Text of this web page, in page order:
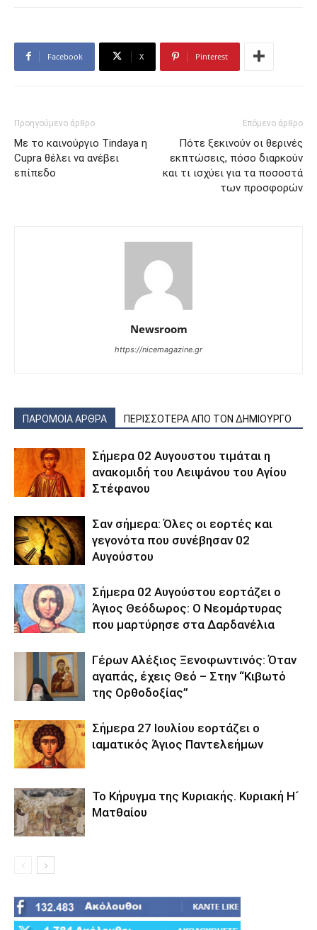
Facebook X Pinterest
Προηγούμενο άρθρο
Με το καινούργιο Tindaya η
Cupra θέλει να ανέβει
επίπεδο
Επόμενο άρθρο
Πότε ξεκινούν οι θερινές
εκπτώσεις, πόσο διαρκούν
και τι ισχύει για τα ποσοστά
των προσφορών
Newsroom
https://nicemagazine.gr
ΠΑΡΟΜΟΙΑ ΑΡΘΡΑ ΠΕΡΙΣΣΟΤΕΡΑ ΑΠΟ ΤΟΝ ΔΗΜΙΟΥΡΓΟ
Σήμερα 02 Αυγουστου τιμάται η
ανακομιδή του Λειψάνου του Αγίου
Στέφανου
Σαν σήμερα: Όλες οι εορτές και
γεγονότα που συνέβησαν 02
Αυγούστου
Σήμερα 02 Αυγούστου εορτάζει ο
Άγιος Θεόδωρος: Ο Νεομάρτυρας
που μαρτύρησε στα Δαρδανέλια
Γέρων Αλέξιος Ξενοφωντινός: Όταν
αγαπάς, έχεις Θεό – Στην “Κιβωτό
της Ορθοδοξίας”
Σήμερα 27 Ιουλίου εορτάζει ο
ιαματικός Άγιος Παντελεήμων
Το Κήρυγμα της Κυριακής. Κυριακή Η´
Ματθαίου